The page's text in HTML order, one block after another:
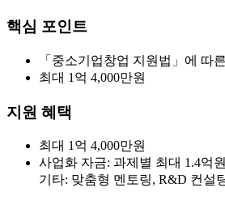
핵심 포인트
「중소기업창업 지원법」에 따
최대 1억 4,000만원
지원 혜택
최대 1억 4,000만원
사업화 자금: 과제별 최대 1.4억
기타: 맞춤형 멘토링, R&D 컨설